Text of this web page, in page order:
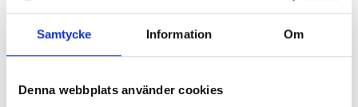
Samtycke Information Om
Denna webbplats använder cookies